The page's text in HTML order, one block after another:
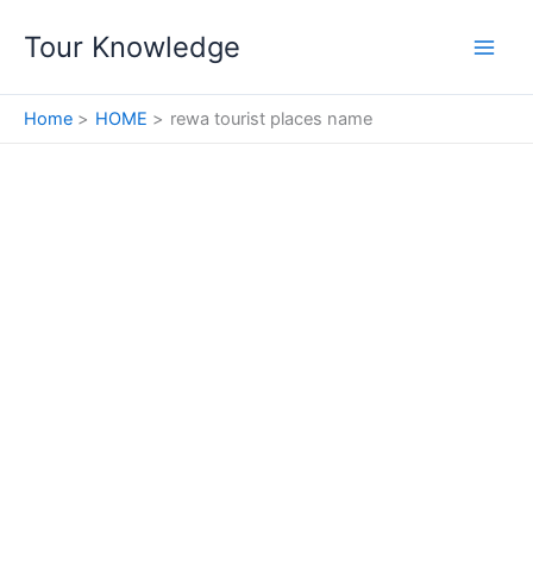
Tour Knowledge
Home HOME rewa tourist places name